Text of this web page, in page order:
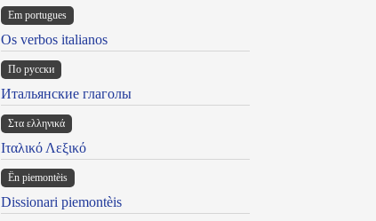
Em portugues
Os verbos italianos
По русски
Итальянские глаголы
Στα ελληνικά
Ιταλικό Λεξικό
Ën piemontèis
Dissionari piemontèis